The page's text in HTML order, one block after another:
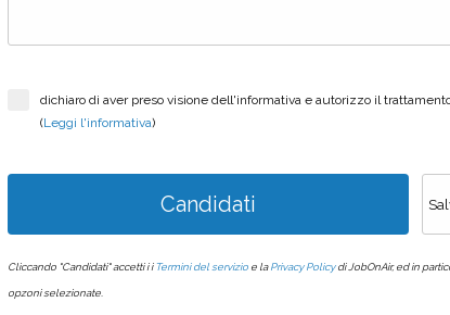
dichiaro di aver preso visione dell'informativa e autorizzo il
(Leggi l'informativa)
Candidati
Cliccando "Candidati" accetti i iTermini del servizio e laPrivacy Policydi JobOnAir, ed in
opzoni selezionate.